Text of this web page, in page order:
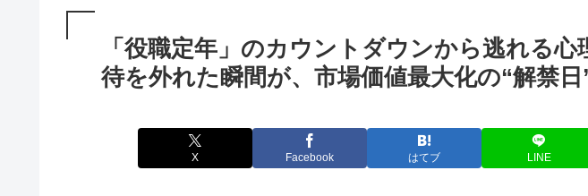
「役職定年」のカウントダウンから逃れる心
待を外れた瞬間が、市場価値最大化の“解禁日
X Facebook はてブ LINE